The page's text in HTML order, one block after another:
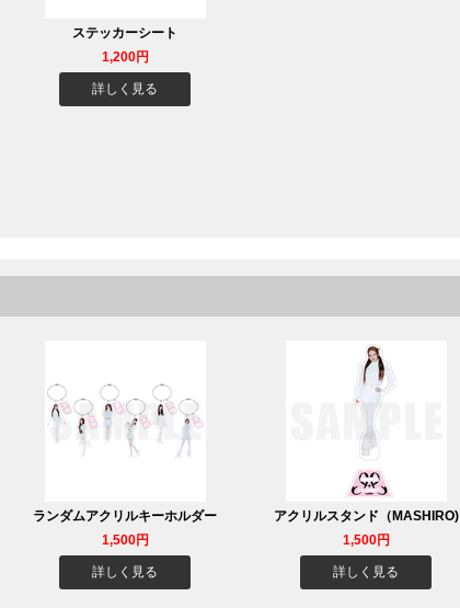
ステッカーシート
1,200円
詳しく見る
ランダムアクリルキーホルダー
1,500円
詳しく見る
アクリルスタンド（MASHIRO)
1,500円
詳しく見る